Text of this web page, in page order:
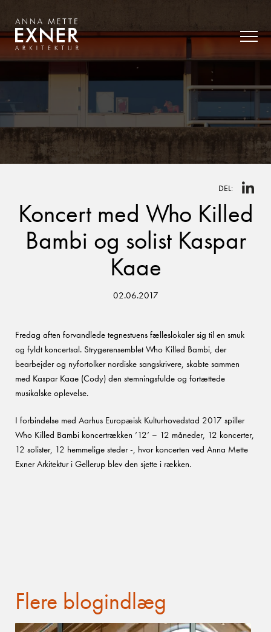
DEL:
Koncert med Who Killed
Bambi og solist Kaspar
Kaae
02.06.2017
Fredag aften forvandlede tegnestuens fælleslokaler sig til en smuk
og fyldt koncertsal. Strygerensemblet Who Killed Bambi, der
bearbejder og nyfortolker nordiske sangskrivere, skabte sammen
med Kaspar Kaae (Cody) den stemningsfulde og fortættede
musikalske oplevelse.
I forbindelse med Aarhus Europæisk Kulturhovedstad 2017 spiller
Who Killed Bambi koncertrækken ’12’ – 12 måneder, 12 koncerter,
12 solister, 12 hemmelige steder -, hvor koncerten ved Anna Mette
Exner Arkitektur i Gellerup blev den sjette i rækken.
Flere blogindlæg